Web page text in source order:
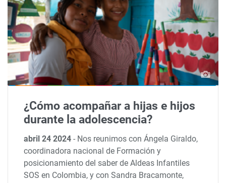
¿Cómo acompañar a hijas e hijos
durante la adolescencia?
abril 24 2024- Nos reunimos con Ángela Giraldo,
coordinadora nacional de Formación y
posicionamiento del saber de Aldeas Infantiles
SOS en Colombia, y con Sandra Bracamonte,